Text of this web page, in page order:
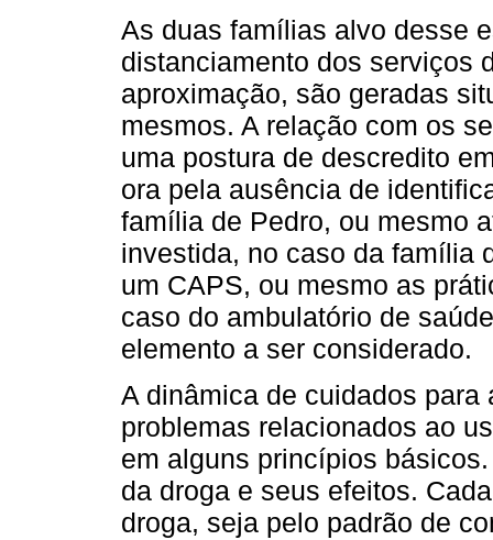
As duas famílias alvo desse
distanciamento dos serviços
aproximação, são geradas
mesmos. A relação com os
uma postura de descredito
ora pela ausência de
família de Pedro, ou mesmo
investida, no caso da família
um CAPS, ou mesmo as
caso do ambulatório de
elemento a ser considerado.
A dinâmica de cuidados
problemas relacionados ao
em alguns princípios
da droga e seus efeitos.
droga, seja pelo padrão de